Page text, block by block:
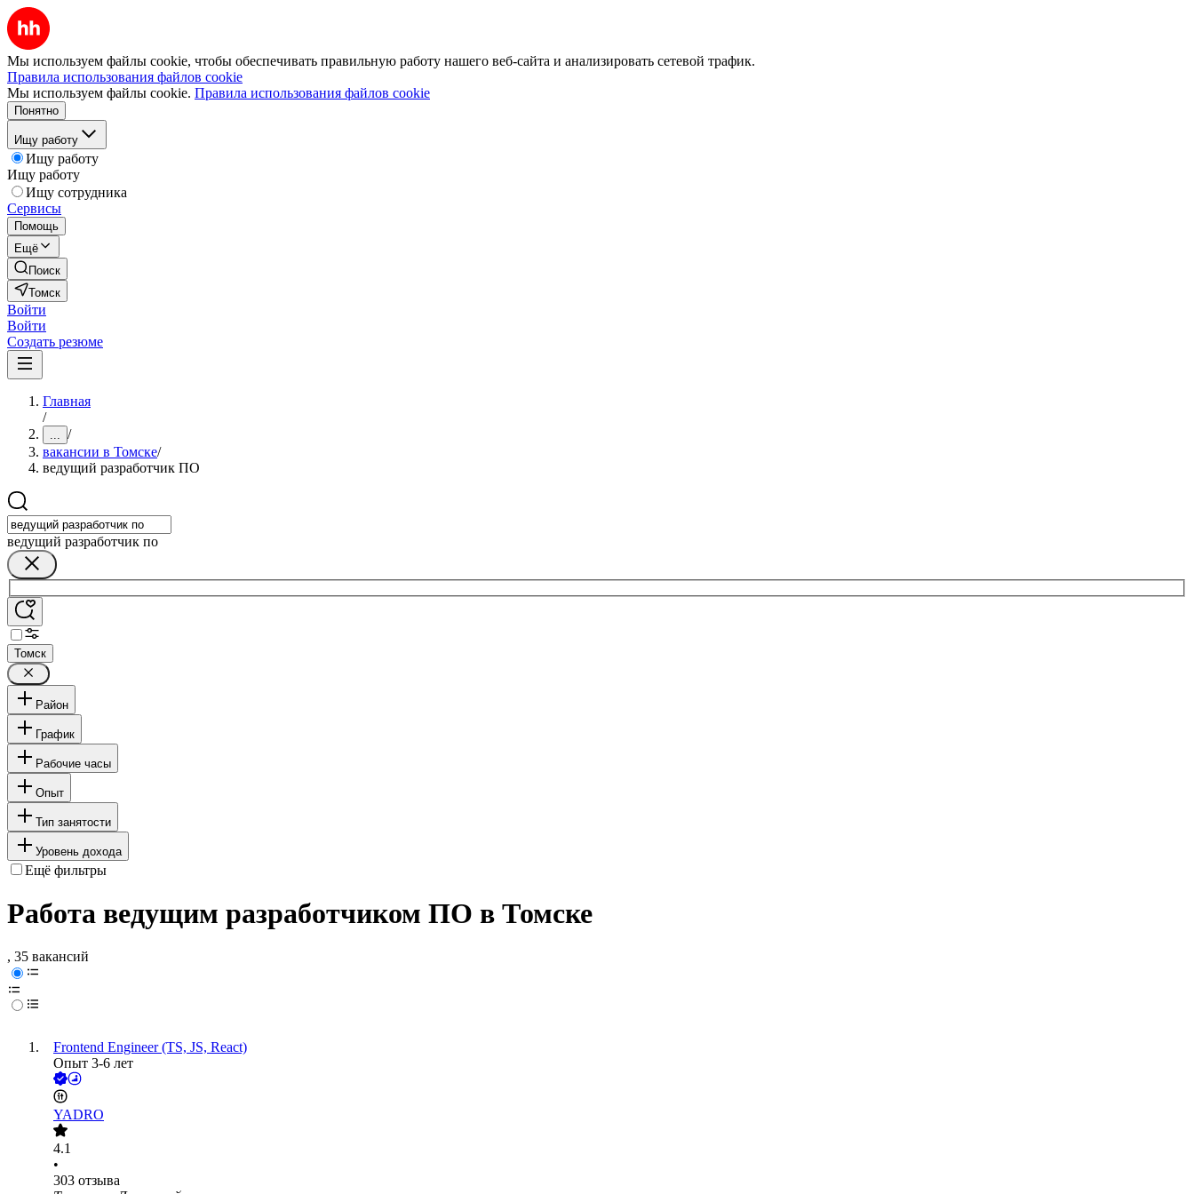
Мы используем файлы cookie, чтобы обеспечивать правильную работу нашего веб-сайта и анализировать сетевой трафик.
Правила использования файлов cookie
Мы используем файлы cookie. Правила использования файлов cookie
Понятно
Ищу работу
Ищу работу
Ищу работу
Ищу сотрудника
Сервисы
Помощь
Ещё
Поиск
Томск
Войти
Войти
Создать резюме
Главная
/
... /
вакансии в Томске/
ведущий разработчик ПО
ведущий разработчик по
Томск
Район
График
Рабочие часы
Опыт
Тип занятости
Уровень дохода
Ещё фильтры
Работа ведущим разработчиком ПО в Томске
, 35 вакансий
Frontend Engineer (TS, JS, React)
Опыт 3-6 лет
YADRO
4.1
•
303 отзыва